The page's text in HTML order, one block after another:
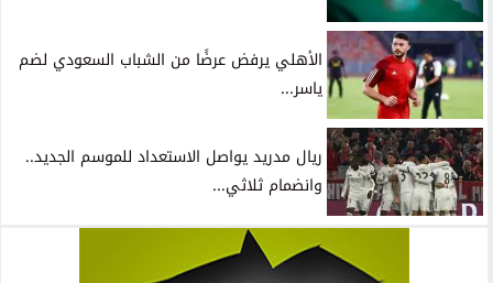
الأهلي يرفض عرضًا من الشباب السعودي لضم
ياسر...
ريال مدريد يواصل الاستعداد للموسم الجديد..
وانضمام ثلاثي...